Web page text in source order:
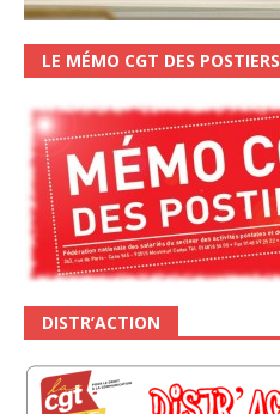
LE MÉMO CGT DES POSTIERS
DISTR’ACTION